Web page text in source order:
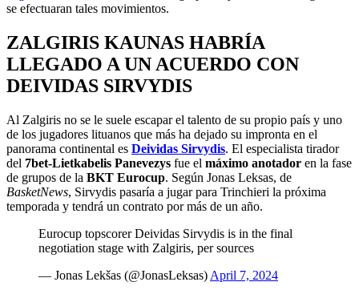
se efectuaran tales movimientos.
ZALGIRIS KAUNAS HABRÍA
LLEGADO A UN ACUERDO CON
DEIVIDAS SIRVYDIS
Al Zalgiris no se le suele escapar el talento de su propio país y uno
de los jugadores lituanos que más ha dejado su impronta en el
panorama continental es Deividas Sirvydis. El especialista tirador
del 7bet-Lietkabelis Panevezys fue el máximo anotador en la fase
de grupos de la BKT Eurocup. Según Jonas Leksas, de
BasketNews, Sirvydis pasaría a jugar para Trinchieri la próxima
temporada y tendrá un contrato por más de un año.
Eurocup topscorer Deividas Sirvydis is in the final
negotiation stage with Zalgiris, per sources
— Jonas Lekšas (@JonasLeksas) April 7, 2024